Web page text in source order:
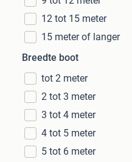
12 tot 15 meter
15 meter of langer
Breedte boot
tot 2 meter
2 tot 3 meter
3 tot 4 meter
4 tot 5 meter
5 tot 6 meter